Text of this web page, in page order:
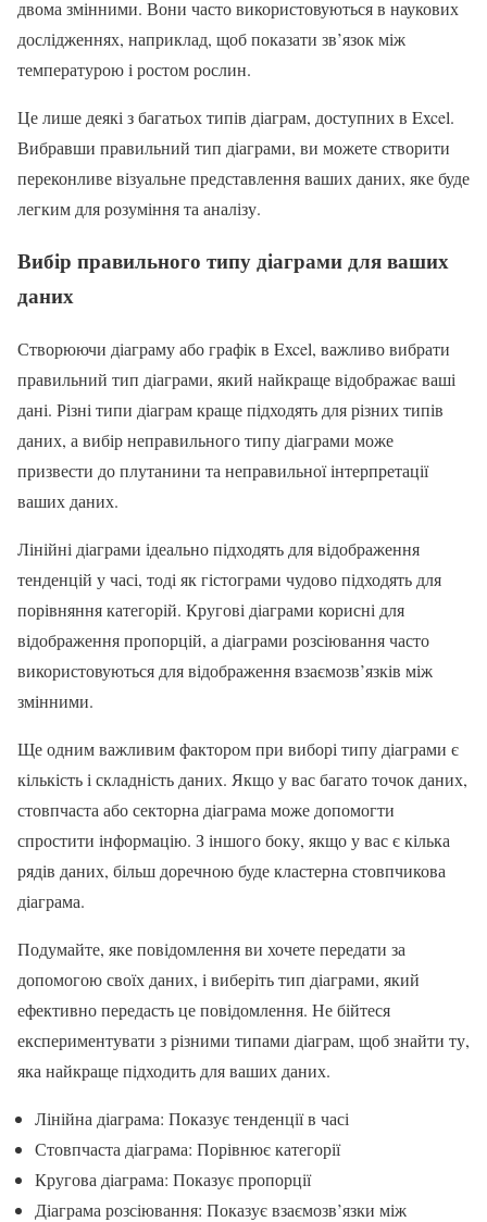
двома змінними. Вони часто використовуються в наукових
дослідженнях, наприклад, щоб показати зв’язок між
температурою і ростом рослин.
Це лише деякі з багатьох типів діаграм, доступних в Excel.
Вибравши правильний тип діаграми, ви можете створити
переконливе візуальне представлення ваших даних, яке буде
легким для розуміння та аналізу.
Вибір правильного типу діаграми для ваших
даних
Створюючи діаграму або графік в Excel, важливо вибрати
правильний тип діаграми, який найкраще відображає ваші
дані. Різні типи діаграм краще підходять для різних типів
даних, а вибір неправильного типу діаграми може
призвести до плутанини та неправильної інтерпретації
ваших даних.
Лінійні діаграми ідеально підходять для відображення
тенденцій у часі, тоді як гістограми чудово підходять для
порівняння категорій. Кругові діаграми корисні для
відображення пропорцій, а діаграми розсіювання часто
використовуються для відображення взаємозв’язків між
змінними.
Ще одним важливим фактором при виборі типу діаграми є
кількість і складність даних. Якщо у вас багато точок даних,
стовпчаста або секторна діаграма може допомогти
спростити інформацію. З іншого боку, якщо у вас є кілька
рядів даних, більш доречною буде кластерна стовпчикова
діаграма.
Подумайте, яке повідомлення ви хочете передати за
допомогою своїх даних, і виберіть тип діаграми, який
ефективно передасть це повідомлення. Не бійтеся
експериментувати з різними типами діаграм, щоб знайти ту,
яка найкраще підходить для ваших даних.
Лінійна діаграма: Показує тенденції в часі
Стовпчаста діаграма: Порівнює категорії
Кругова діаграма: Показує пропорції
Діаграма розсіювання: Показує взаємозв’язки між